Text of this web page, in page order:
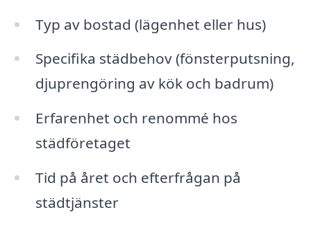
Typ av bostad (lägenhet eller hus)
Specifika städbehov (fönsterputsning,
djuprengöring av kök och badrum)
Erfarenhet och renommé hos
städföretaget
Tid på året och efterfrågan på
städtjänster